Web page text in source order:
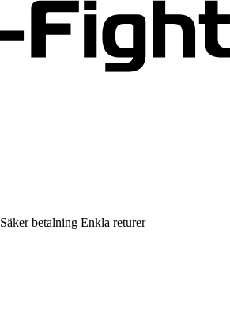
Säker betalning Enkla returer